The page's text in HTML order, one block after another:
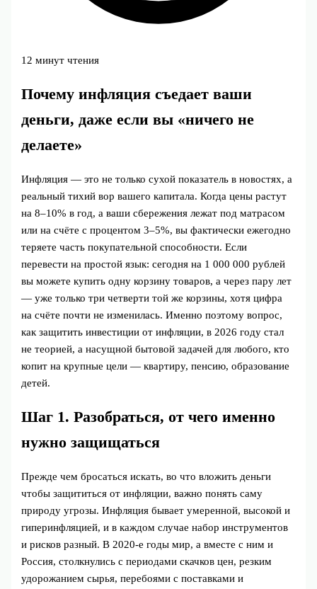
12 минут чтения
Почему инфляция съедает ваши
деньги, даже если вы «ничего не
делаете»
Инфляция — это не только сухой показатель в новостях, а
реальный тихий вор вашего капитала. Когда цены растут
на 8–10% в год, а ваши сбережения лежат под матрасом
или на счёте с процентом 3–5%, вы фактически ежегодно
теряете часть покупательной способности. Если
перевести на простой язык: сегодня на 1 000 000 рублей
вы можете купить одну корзину товаров, а через пару лет
— уже только три четверти той же корзины, хотя цифра
на счёте почти не изменилась. Именно поэтому вопрос,
как защитить инвестиции от инфляции, в 2026 году стал
не теорией, а насущной бытовой задачей для любого, кто
копит на крупные цели — квартиру, пенсию, образование
детей.
Шаг 1. Разобраться, от чего именно
нужно защищаться
Прежде чем бросаться искать, во что вложить деньги
чтобы защититься от инфляции, важно понять саму
природу угрозы. Инфляция бывает умеренной, высокой и
гиперинфляцией, и в каждом случае набор инструментов
и рисков разный. В 2020‑е годы мир, а вместе с ним и
Россия, столкнулись с периодами скачков цен, резким
удорожанием сырья, перебоями с поставками и